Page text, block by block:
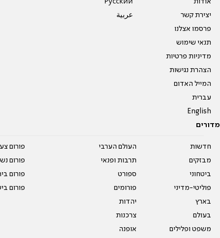
יצירת קשר
פרסמו אצלנו
תנאי שימוש
מדיניות פרטיות
הצהרת נגישות
המייל האדום
עברית
English
عربية
מדורים
חדשות
מבזקים
ביטחוני
פוליטי-מדיני
בארץ
בעולם
משפט ופלילים
העולם הערבי
תרבות ופנאי
ספורט
פורומים
יהדות
צרכנות
אופנה
פורום
פורום
פורום
פורום